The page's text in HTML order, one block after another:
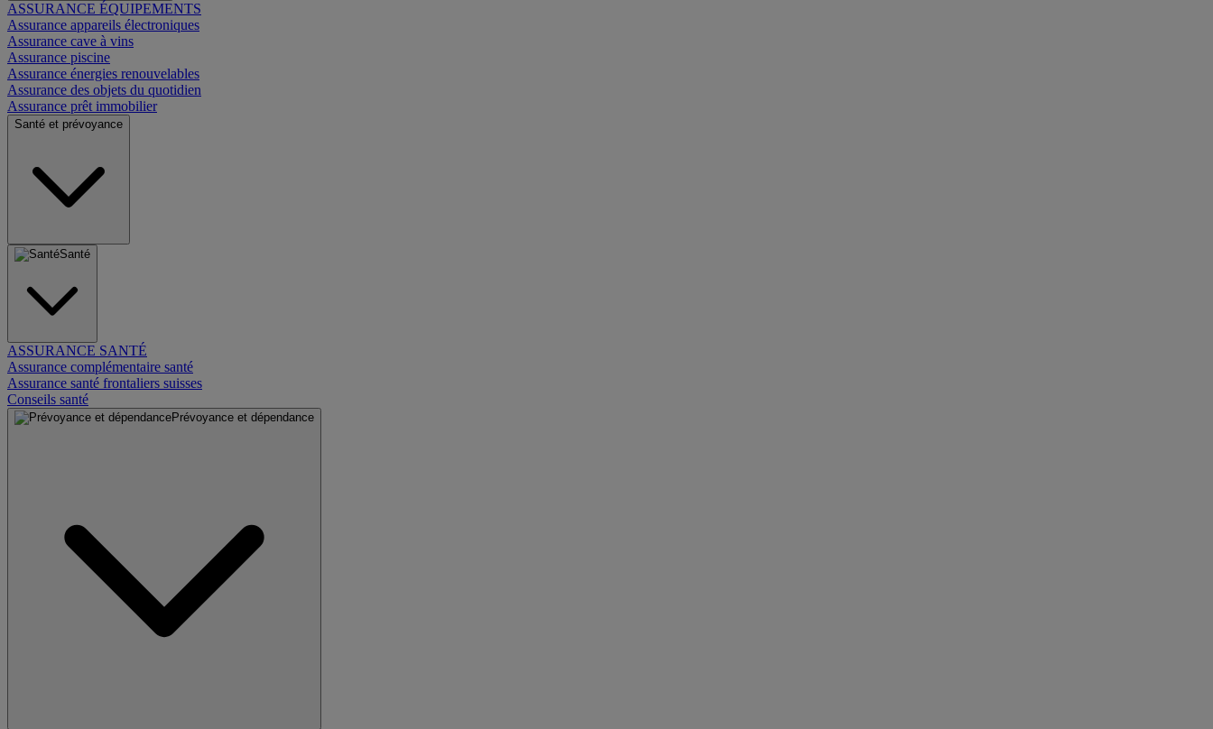
ASSURANCE ÉQUIPEMENTS
Assurance appareils électroniques
Assurance cave à vins
Assurance piscine
Assurance énergies renouvelables
Assurance des objets du quotidien
Assurance prêt immobilier
Santé et prévoyance
Santé
ASSURANCE SANTÉ
Assurance complémentaire santé
Assurance santé frontaliers suisses
Conseils santé
Prévoyance et dépendance